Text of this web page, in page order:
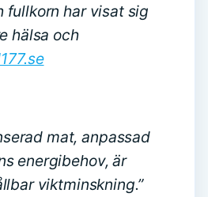
fullkorn har visat sig
hälsa och
mat, anpassad
energibehov, är
viktminskning.”